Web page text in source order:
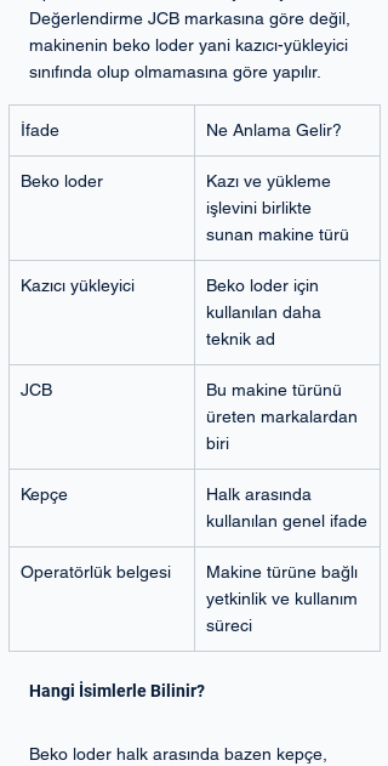
Değerlendirme JCB markasına göre değil,
makinenin beko loder yani kazıcı-yükleyici
sınıfında olup olmamasına göre yapılır.
İfade Ne Anlama Gelir?
Beko loder
Kazı ve yükleme
işlevini birlikte
sunan makine türü
Kazıcı yükleyici
Beko loder için
kullanılan daha
teknik ad
JCB
Bu makine türünü
üreten markalardan
biri
Kepçe
Halk arasında
kullanılan genel ifade
Operatörlük belgesi
Makine türüne bağlı
yetkinlik ve kullanım
süreci
Hangi İsimlerle Bilinir?
Beko loder halk arasında bazen kepçe,